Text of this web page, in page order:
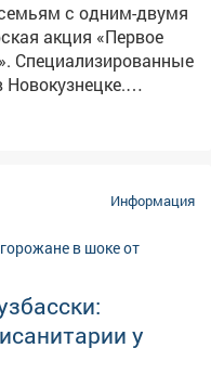
и «Садопарковое
канал Кузнецкой
и река Томь.
карьеры, пляж
и берег
вручают памятки,
удаляют с берегов.
огромную роль в
спасатели
Защиты населения и
дежурство на воде.
c одним-двумя
акция «Первое
Специализированные
Информация
у